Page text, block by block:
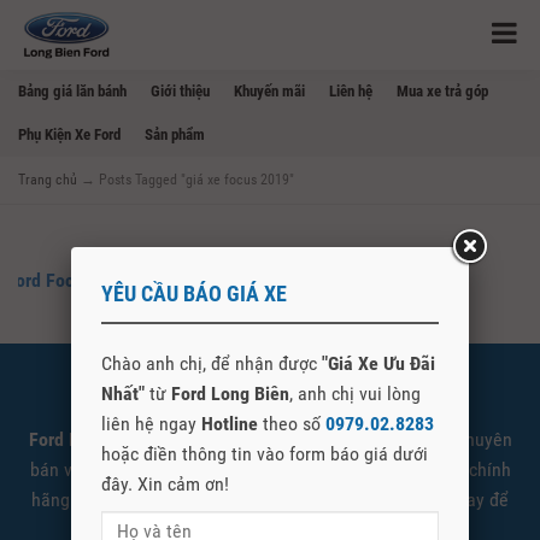
Bảng giá lăn bánh Giới thiệu Khuyến mãi Liên hệ Mua xe trả góp
Phụ Kiện Xe Ford Sản phẩm
Trang chủ → Posts Tagged "giá xe focus 2019"
Ford Focus Ngừng Sản Xuất Thay Thế Phiên Bản Mới 2019
SHOWROOM FORD LONG BIÊN
Ford Long Biên là đại lý cấp 1 ủy quyền Ford Việt Nam chuyên
bán và giới thiệu các sản phẩm xe Ford được nhập khẩu chính
hãng. Quý khách có nhu cầu tìm hiểu vui lòng liên hệ ngay để
được tư vấn và báo giá tốt nhất.
YÊU CẦU BÁO GIÁ XE
Chào anh chị, để nhận được "Giá Xe Ưu Đãi
Nhất" từ Ford Long Biên, anh chị vui lòng
liên hệ ngay Hotline theo số 0979.02.8283
hoặc điền thông tin vào form báo giá dưới
đây. Xin cảm ơn!